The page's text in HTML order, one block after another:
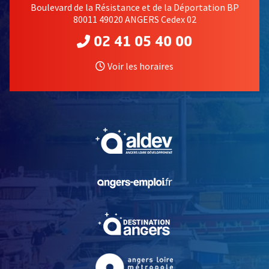
Boulevard de la Résistance et de la Déportation BP
80011 49020 ANGERS Cedex 02
02 41 05 40 00
Voir les horaires
, Ouvre une nouvelle
, Ouvre une nouvelle